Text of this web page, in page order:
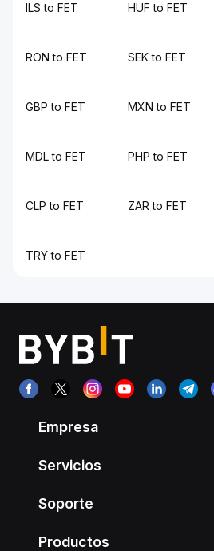
ILS to FET HUF to FET
RON to FET SEK to FET
GBP to FET MXN to FET
MDL to FET PHP to FET
CLP to FET ZAR to FET
TRY to FET
Empresa
Servicios
Soporte
Productos